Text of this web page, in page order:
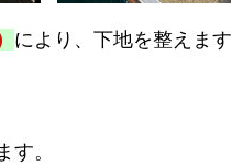
により、下地を整えます
す。